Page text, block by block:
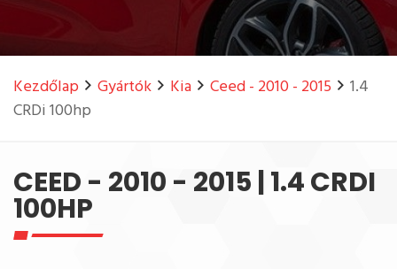
Kezdőlap Gyártók Kia Ceed - 2010 - 2015
1.4
CRDi 100hp
CEED - 2010 - 2015 | 1.4 CRDI
100HP